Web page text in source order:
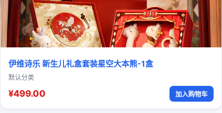
伊维诗乐 新生儿礼盒套装星空大本熊-1盒
默认分类
¥499.00 加入购物车